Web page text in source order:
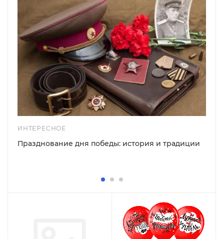
ИНТЕРЕСНОЕ
Празднование дня победы: история и традиции